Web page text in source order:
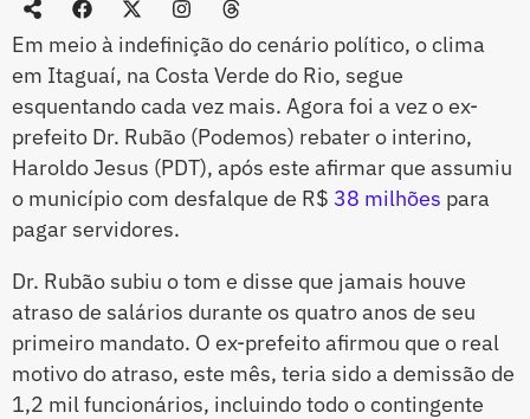
Em meio à indefinição do cenário político, o clima
em Itaguaí, na Costa Verde do Rio, segue
esquentando cada vez mais. Agora foi a vez o ex-
prefeito Dr. Rubão (Podemos) rebater o interino,
Haroldo Jesus (PDT), após este afirmar que assumiu
o município com desfalque de R$ 38 milhões para
pagar servidores.
Dr. Rubão subiu o tom e disse que jamais houve
atraso de salários durante os quatro anos de seu
primeiro mandato. O ex-prefeito afirmou que o real
motivo do atraso, este mês, teria sido a demissão de
1,2 mil funcionários, incluindo todo o contingente